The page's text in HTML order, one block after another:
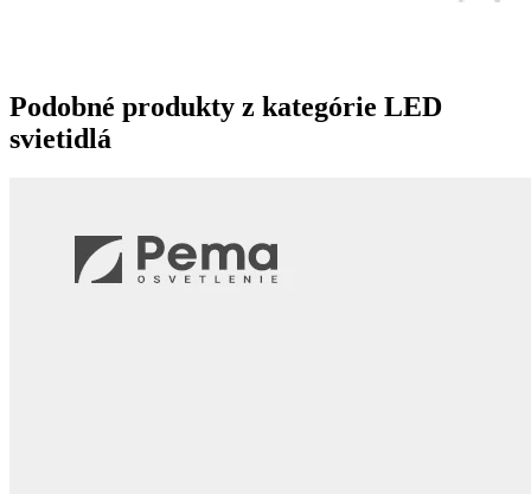
Podobné produkty z kategórie LED
svietidlá